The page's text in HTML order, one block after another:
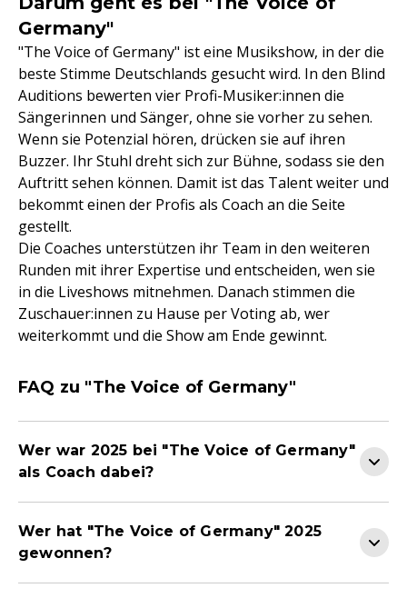
Germany"
"The Voice of Germany" ist eine Musikshow, in der die
beste Stimme Deutschlands gesucht wird. In den Blind
Auditions bewerten vier Profi-Musiker:innen die
Sängerinnen und Sänger, ohne sie vorher zu sehen.
Wenn sie Potenzial hören, drücken sie auf ihren
Buzzer. Ihr Stuhl dreht sich zur Bühne, sodass sie den
Auftritt sehen können. Damit ist das Talent weiter und
bekommt einen der Profis als Coach an die Seite
gestellt.
Die Coaches unterstützen ihr Team in den weiteren
Runden mit ihrer Expertise und entscheiden, wen sie
in die Liveshows mitnehmen. Danach stimmen die
Zuschauer:innen zu Hause per Voting ab, wer
weiterkommt und die Show am Ende gewinnt.
FAQ zu "The Voice of Germany"
Wer war 2025 bei "The Voice of Germany"
als Coach dabei?
Wer hat "The Voice of Germany" 2025
gewonnen?